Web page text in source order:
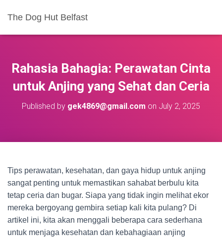
The Dog Hut Belfast
Rahasia Bahagia: Perawatan Cinta
untuk Anjing yang Sehat dan Ceria
Published by gek4869@gmail.com on July 2, 2025
Tips perawatan, kesehatan, dan gaya hidup untuk anjing
sangat penting untuk memastikan sahabat berbulu kita
tetap ceria dan bugar. Siapa yang tidak ingin melihat ekor
mereka bergoyang gembira setiap kali kita pulang? Di
artikel ini, kita akan menggali beberapa cara sederhana
untuk menjaga kesehatan dan kebahagiaan anjing